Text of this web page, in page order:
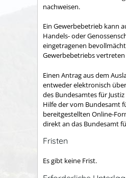
nachweisen.
Ein Gewerbebetrieb kann
Handels- oder
eingetragenen
Gewerbebetriebs
Einen Antrag aus dem
entweder elektronisch
des Bundesamtes für
Hilfe der vom Bundesamt
bereitgestellten Online-
direkt an das Bundesamt
Fristen
Es gibt keine Frist.